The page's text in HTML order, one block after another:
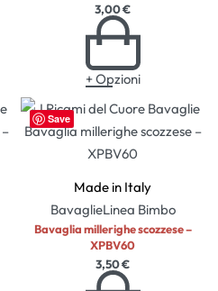
3,00€
+ Opzioni
Save
Made in Italy
BavaglieLinea Bimbo
Bavaglia millerighe scozzese –
XPBV60
3,50€